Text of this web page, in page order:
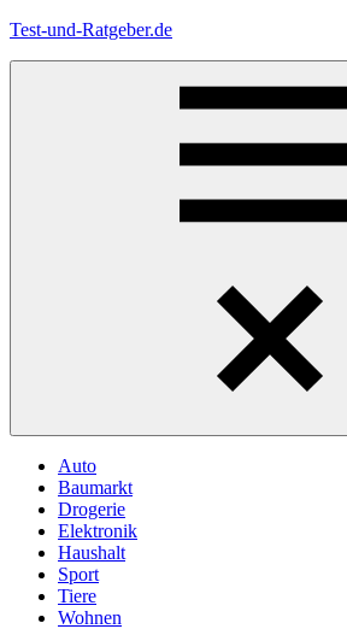
Zum
Test-und-Ratgeber.de
Auto
Baumarkt
Drogerie
Elektronik
Haushalt
Sport
Tiere
Wohnen